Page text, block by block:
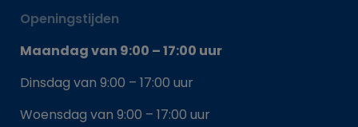
Openingstijden
Maandag van 9:00 – 17:00 uur
Dinsdag van 9:00 – 17:00 uur
Woensdag van 9:00 – 17:00 uur